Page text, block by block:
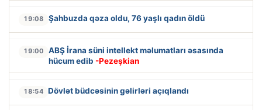
19:08 Şahbuzda qəza oldu, 76 yaşlı qadın öldü
19:00
ABŞ İrana süni intellekt məlumatları əsasında
hücum edib -Pezeşkian
18:54 Dövlət büdcəsinin gəlirləri açıqlandı